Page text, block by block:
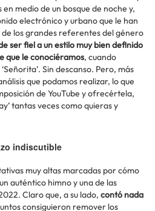
medio de un bosque de noche y,
electrónico y urbano que le han
los grandes referentes del género
ser fiel a un estilo muy bien definido
que le conociéramos, cuando
Sin descanso. Pero, más
que podamos realizar, lo que
de YouTube y ofrecértela,
tantas veces como quieras y
indiscutible
muy altas marcadas por cómo
auténtico himno y una de las
Claro que, a su lado, contó nada
consiguieron remover los